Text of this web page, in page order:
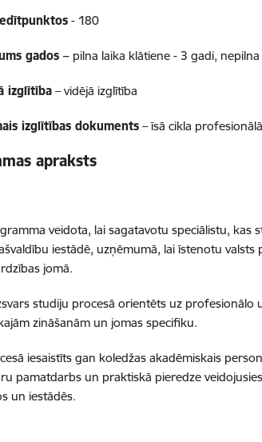
- 180
gados – pilna laika klātiene - 3 gadi,
izglītība – vidējā izglītība
izglītības dokuments – īsā cikla
apraksts
veidota, lai sagatavotu speciālistu, kas
iestādē, uzņēmumā, lai īstenotu
jomā.
studiju procesā orientēts uz
zināšanām un jomas specifiku.
iesaistīts gan koledžas akadēmiskais
pamatdarbs un praktiskā pieredze
un iestādēs.